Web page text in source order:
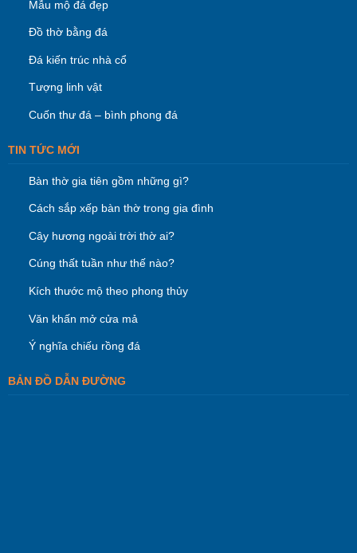
Mẫu mộ đá đẹp
Đồ thờ bằng đá
Đá kiến trúc nhà cổ
Tượng linh vật
Cuốn thư đá – bình phong đá
TIN TỨC MỚI
Bàn thờ gia tiên gồm những gì?
Cách sắp xếp bàn thờ trong gia đình
Cây hương ngoài trời thờ ai?
Cúng thất tuần như thế nào?
Kích thước mộ theo phong thủy
Văn khấn mở cửa mả
Ý nghĩa chiếu rồng đá
BẢN ĐỒ DẪN ĐƯỜNG